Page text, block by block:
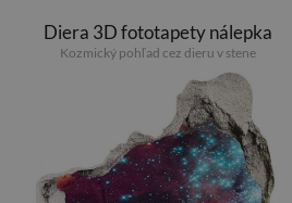
Diera 3D fototapety nálepka
Kozmický pohľad cez dieru v stene